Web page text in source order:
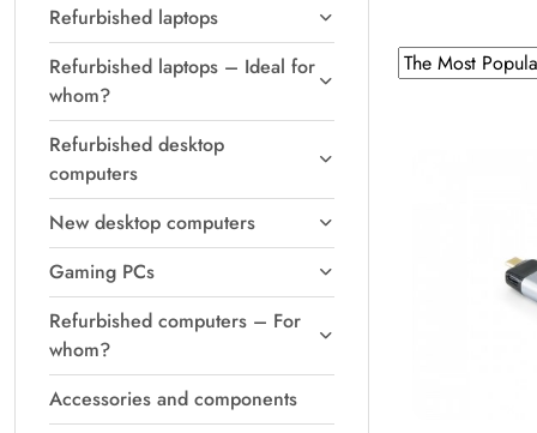
Refurbished laptops
Refurbished laptops – Ideal for
whom?
Refurbished desktop
computers
New desktop computers
Gaming PCs
Refurbished computers – For
whom?
Accessories and components
Sorting
applied:
Sort
by